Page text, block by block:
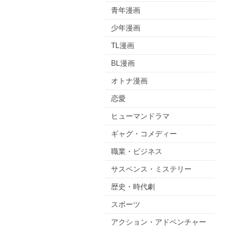
青年漫画
少年漫画
TL漫画
BL漫画
オトナ漫画
恋愛
ヒューマンドラマ
ギャグ・コメディー
職業・ビジネス
サスペンス・ミステリー
歴史・時代劇
スポーツ
アクション・アドベンチャー